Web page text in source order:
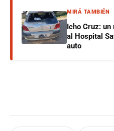
MIRÁ TAMBIÉN
Icho Cruz:
al Hospital
auto